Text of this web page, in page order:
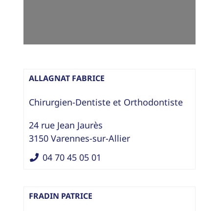
ALLAGNAT FABRICE
Chirurgien-Dentiste et Orthodontiste
24 rue Jean Jaurès
3150 Varennes-sur-Allier
04 70 45 05 01
FRADIN PATRICE